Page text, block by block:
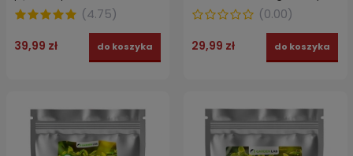
nicienie AGROPAK 500 ml
(4.75)
39,99 zł do koszyka
kg
(0.00)
29,99 zł do koszyka